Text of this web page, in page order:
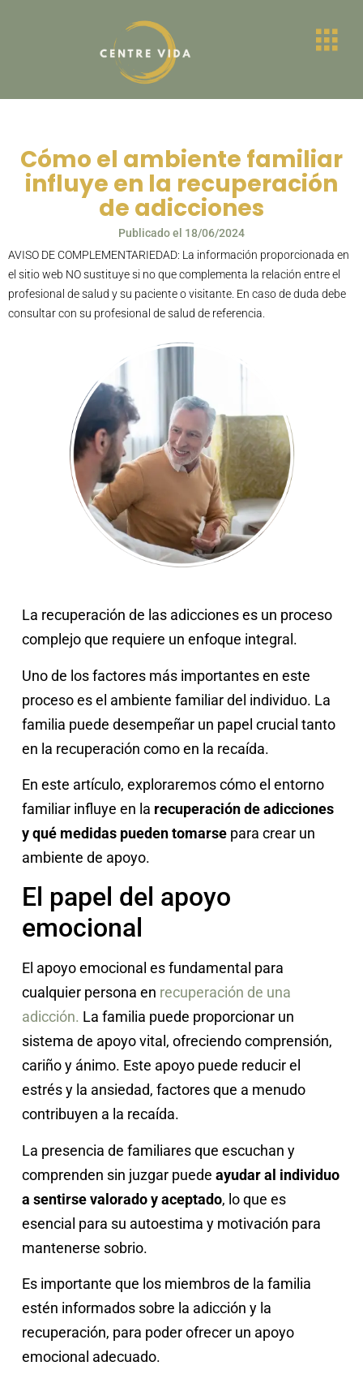
Cómo el ambiente familiar
influye en la recuperación
de adicciones
Publicado el 18/06/2024
AVISO DE COMPLEMENTARIEDAD: La información proporcionada en
el sitio web NO sustituye si no que complementa la relación entre el
profesional de salud y su paciente o visitante. En caso de duda debe
consultar con su profesional de salud de referencia.
La recuperación de las adicciones es un proceso
complejo que requiere un enfoque integral.
Uno de los factores más importantes en este
proceso es el ambiente familiar del individuo. La
familia puede desempeñar un papel crucial tanto
en la recuperación como en la recaída.
En este artículo, exploraremos cómo el entorno
familiar influye en la recuperación de adicciones
y qué medidas pueden tomarse para crear un
ambiente de apoyo.
El papel del apoyo
emocional
El apoyo emocional es fundamental para
cualquier persona en recuperación de una
adicción. La familia puede proporcionar un
sistema de apoyo vital, ofreciendo comprensión,
cariño y ánimo. Este apoyo puede reducir el
estrés y la ansiedad, factores que a menudo
contribuyen a la recaída.
La presencia de familiares que escuchan y
comprenden sin juzgar puede ayudar al individuo
a sentirse valorado y aceptado, lo que es
esencial para su autoestima y motivación para
mantenerse sobrio.
Es importante que los miembros de la familia
estén informados sobre la adicción y la
recuperación, para poder ofrecer un apoyo
emocional adecuado.